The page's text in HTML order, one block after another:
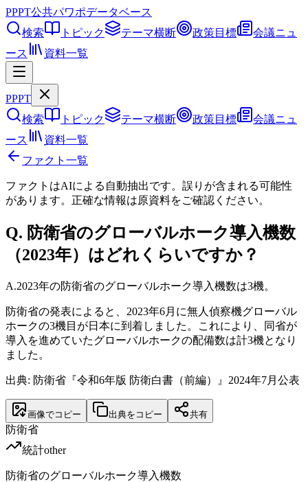
PPPT公共パワポデータベース
検索
トピック テーマ横断 政策目標
会議ニュ
ース
資料一覧
PPPT
検索
トピック テーマ横断 政策目標
会議ニュ
ース
資料一覧
ファクト一覧
ファクトはAIによる自動抽出です。誤りが含まれる可能性
があります。正確な情報は原資料をご確認ください。
Q. 防衛省のグローバルホーク導入機数
（2023年）はどれくらいですか？
A.2023年の防衛省のグローバルホーク導入機数は3機。
防衛省の発表によると、2023年6月に無人偵察機グローバル
ホークの3機目が日本に到着しました。これにより、同省が
導入を進めていたグローバルホークの配備数は計3機となり
ました。
出典: 防衛省『令和6年版 防衛白書（前編）』2024年7月公表
画像でコピー 出典をコピー 共有
防衛省
統計other
防衛省のグローバルホーク導入機数